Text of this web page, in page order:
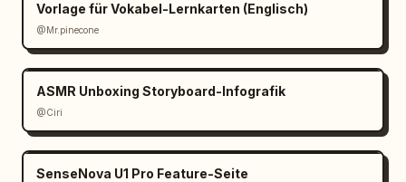
Vorlage für Vokabel-Lernkarten (Englisch)
@Mr.pinecone
ASMR Unboxing Storyboard-Infografik
@Ciri
SenseNova U1 Pro Feature-Seite